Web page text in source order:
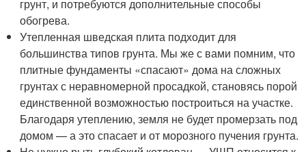
грунт, и потребуются дополнительные способы
обогрева.
Утепленная шведская плита подходит для
большинства типов грунта. Мы же с вами помним, что
плитные фундаменты «спасают» дома на сложных
грунтах с неравномерной просадкой, становясь порой
единственной возможностью построиться на участке.
Благодаря утеплению, земля не будет промерзать под
домом — а это спасает и от морозного пучения грунта.